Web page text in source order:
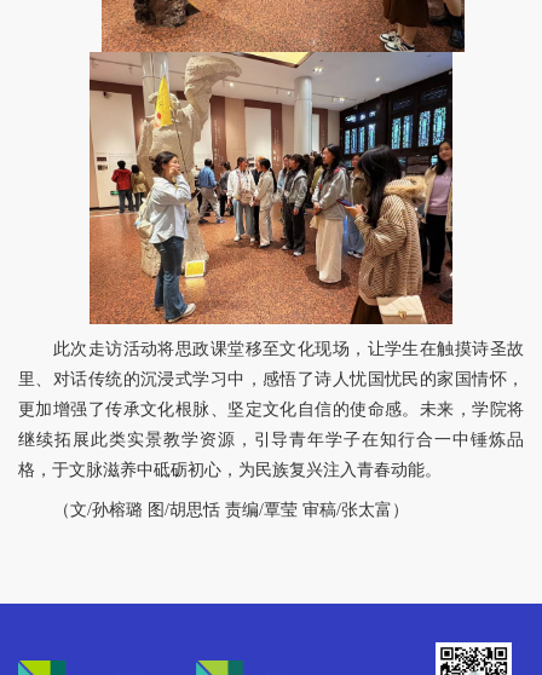
此次走访活动将思政课堂移至文化现场，让学生在触摸诗圣故
里、对话传统的沉浸式学习中，感悟了诗人忧国忧民的家国情怀，
更加增强了传承文化根脉、坚定文化自信的使命感。未来，学院将
继续拓展此类实景教学资源，引导青年学子在知行合一中锤炼品
格，于文脉滋养中砥砺初心，为民族复兴注入青春动能。
（文/孙榕璐 图/胡思恬 责编/覃莹 审稿/张太富）